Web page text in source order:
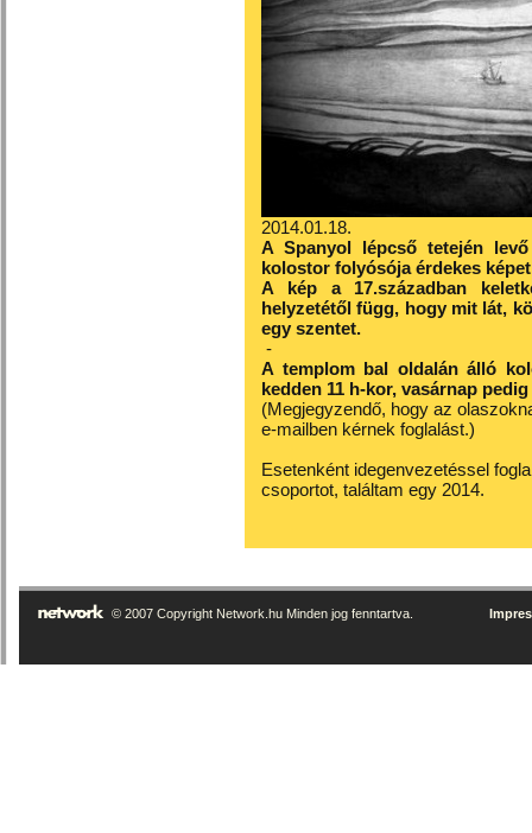
2014.01.18.
A Spanyol lépcső tetején
kolostor folyósója érdekes
A kép a 17.században
helyzetétől függ, hogy mit lát,
egy szentet.
-
A templom bal oldalán álló
kedden 11 h-kor, vasárnap
(Megjegyzendő, hogy az
e-mailben kérnek foglalást.)
Esetenként idegenvezetéssel
csoportot, találtam egy 2014.
© 2007 Copyright Network.hu Minden jog fenntartva.